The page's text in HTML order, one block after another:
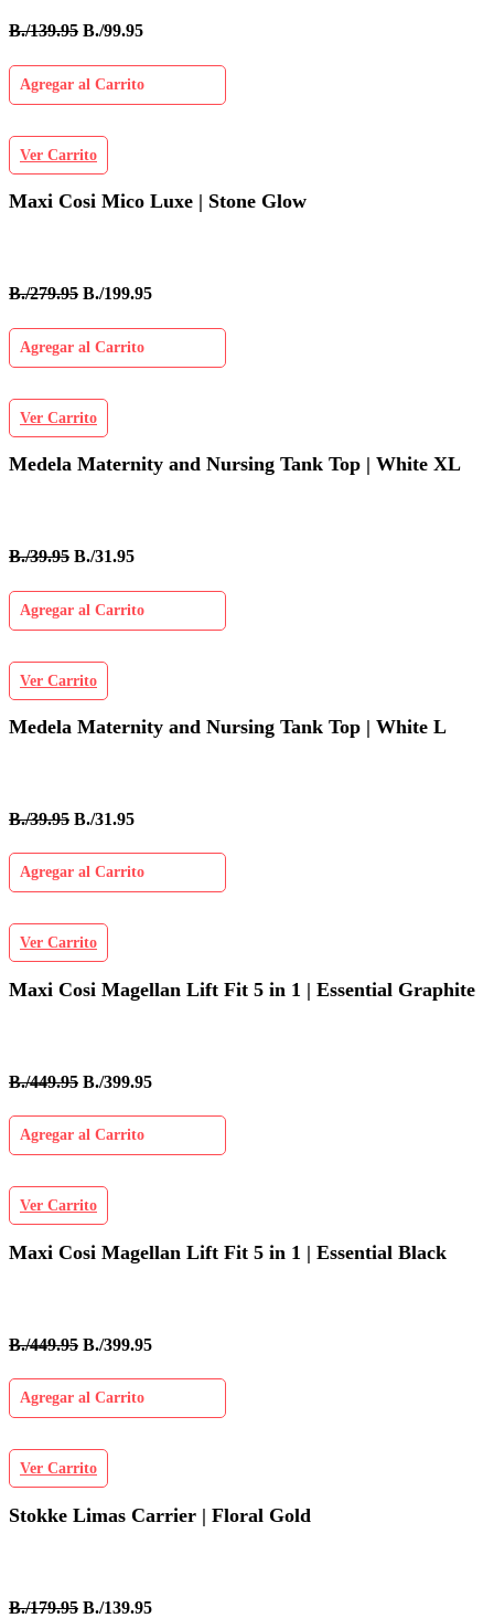
B./139.95 B./99.95
Agregar al Carrito
Ver Carrito
Maxi Cosi Mico Luxe | Stone Glow
B./279.95 B./199.95
Agregar al Carrito
Ver Carrito
Medela Maternity and Nursing Tank Top | White XL
B./39.95 B./31.95
Agregar al Carrito
Ver Carrito
Medela Maternity and Nursing Tank Top | White L
B./39.95 B./31.95
Agregar al Carrito
Ver Carrito
Maxi Cosi Magellan Lift Fit 5 in 1 | Essential Graphite
B./449.95 B./399.95
Agregar al Carrito
Ver Carrito
Maxi Cosi Magellan Lift Fit 5 in 1 | Essential Black
B./449.95 B./399.95
Agregar al Carrito
Ver Carrito
Stokke Limas Carrier | Floral Gold
B./179.95 B./139.95